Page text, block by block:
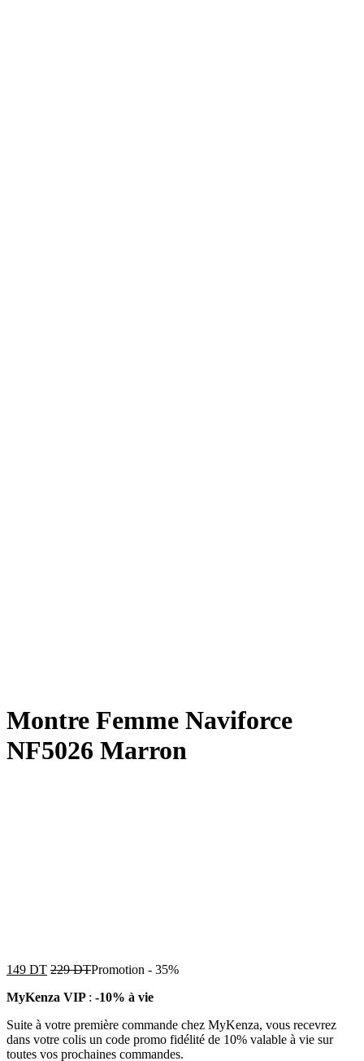
Montre Femme Naviforce
NF5026 Marron
149 DT 229DTPromotion - 35%
MyKenza VIP : -10% à vie
Suite à votre première commande chez MyKenza, vous recevrez
dans votre colis un code promo fidélité de 10% valable à vie sur
toutes vos prochaines commandes.